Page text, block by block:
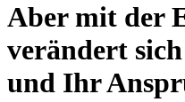
Aber mit der
verändert
und Ihr